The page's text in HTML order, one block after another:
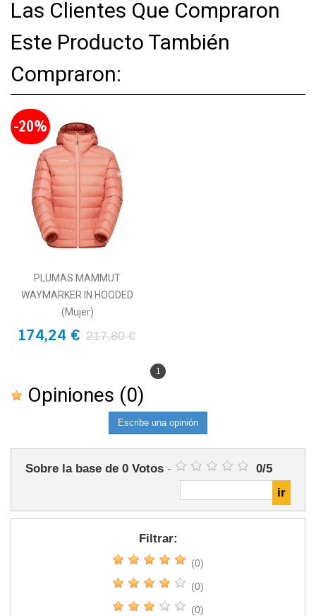
Las Clientes Que Compraron
Este Producto También
Compraron:
-20%
PLUMAS MAMMUT
WAYMARKER IN HOODED
(Mujer)
174,24 € 217,80 €
1
Opiniones (0)
Escribe una opinión
Sobre la base de 0 Votos - 0/5
Filtrar:
(0)
(0)
(0)